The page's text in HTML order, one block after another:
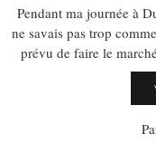
Pendant ma journée à
ne savais pas trop
prévu de faire le